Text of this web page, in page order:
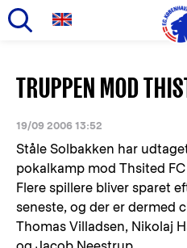
hovedindhold
Primær
navigation
TRUPPEN MOD
19/09 2006 13:52
Ståle Solbakken har
pokalkamp mod Thsited
Flere spillere bliver sparet
seneste, og der er dermed
Thomas Villadsen, Nikolaj